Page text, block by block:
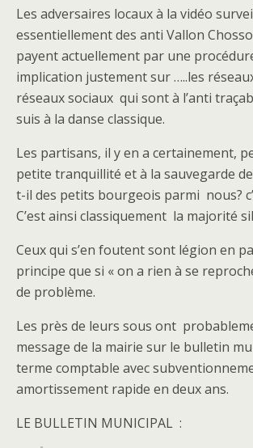
Les adversaires locaux à la vidéo
essentiellement des anti Vallon
payent actuellement par une
implication justement sur …..les
réseaux sociaux qui sont à l’anti
suis à la danse classique.
Les partisans, il y en a certainement,
petite tranquillité et à la sauvegarde
t-il des petits bourgeois parmi nous?
C’est ainsi classiquement la majorité
Ceux qui s’en foutent sont légion en
principe que si « on a rien à se
de problème.
Les près de leurs sous ont
message de la mairie sur le bulletin
terme comptable avec
amortissement rapide en deux ans.
LE BULLETIN MUNICIPAL :